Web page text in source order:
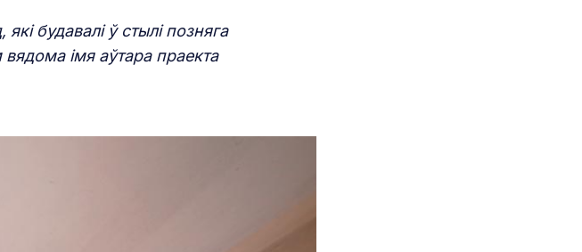
будавалі ў стылі позняга
імя аўтара праекта